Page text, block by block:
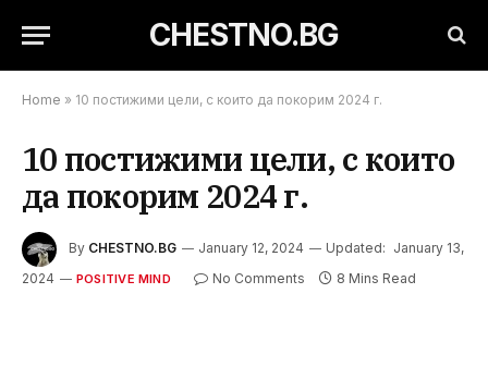
CHESTNO.BG
Home » 10 постижими цели, с които да покорим 2024 г.
10 постижими цели, с които
да покорим 2024 г.
By CHESTNO.BG January 12, 2024 Updated: January 13,
2024
POSITIVE MIND No Comments 8 Mins Read